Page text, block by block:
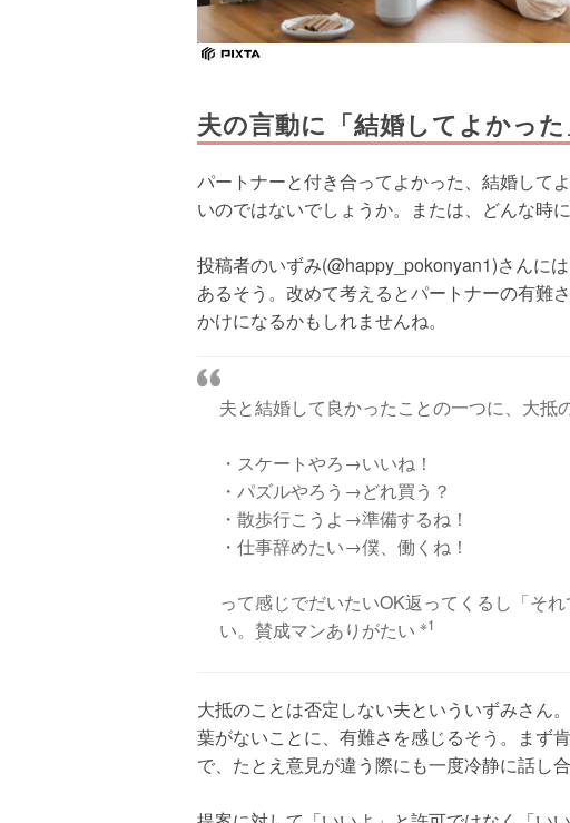
夫の言動に「結婚してよかった
パートナーと付き合ってよかった、結婚して
いのではないでしょうか。または、どんな時
投稿者のいずみ(@happy_pokonyan1)さんに
あるそう。改めて考えるとパートナーの有難
かけになるかもしれませんね。
夫と結婚して良かったことの一つに、大抵
・スケートやろ→いいね！
・パズルやろう→どれ買う？
・散歩行こうよ→準備するね！
・仕事辞めたい→僕、働くね！
って感じでだいたいOK返ってくるし「そ
い。賛成マンありがたい ※1
大抵のことは否定しない夫といういずみさん
葉がないことに、有難さを感じるそう。まず
で、たとえ意見が違う際にも一度冷静に話し